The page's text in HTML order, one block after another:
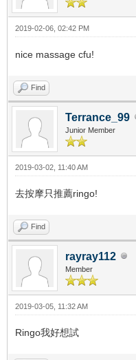
2019-02-06, 02:42 PM
nice massage cfu!
Find
Terrance_99
Junior Member
2019-03-02, 11:40 AM
去按摩只推薦ringo!
Find
rayray112
Member
2019-03-05, 11:32 AM
Ringo我好想試